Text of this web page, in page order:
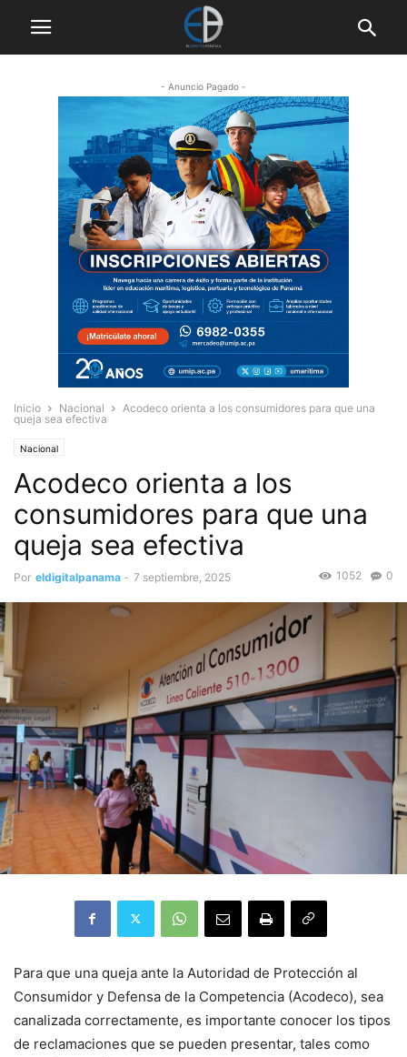
- Anuncio Pagado -
Inicio Nacional
Acodeco orienta a los consumidores para que una
queja sea efectiva
Nacional
Acodeco orienta a los
consumidores para que una
queja sea efectiva
Por eldigitalpanama - 7 septiembre, 2025 0
1052
Para que una queja ante la Autoridad de Protección al
Consumidor y Defensa de la Competencia (Acodeco), sea
canalizada correctamente, es importante conocer los tipos
de reclamaciones que se pueden presentar, tales como